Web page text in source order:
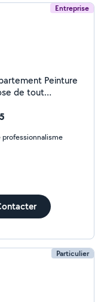
Entreprise
Peinture
de tout
état après dégât
se
beaucoup de
Particulier